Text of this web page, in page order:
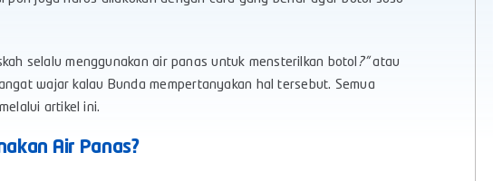
selalu menggunakan air panas untuk mensterilkan botol ?”atau
wajar kalau Bunda mempertanyakan hal tersebut. Semua
artikel ini.
Air Panas?